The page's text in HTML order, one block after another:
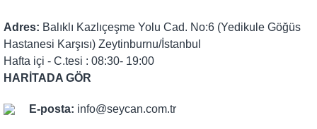
Adres: Balıklı Kazlıçeşme Yolu Cad. No:6 (Yedikule Göğüs
Hastanesi Karşısı) Zeytinburnu/İstanbul
Hafta içi - C.tesi : 08:30- 19:00
HARİTADA GÖR
E-posta: info@seycan.com.tr